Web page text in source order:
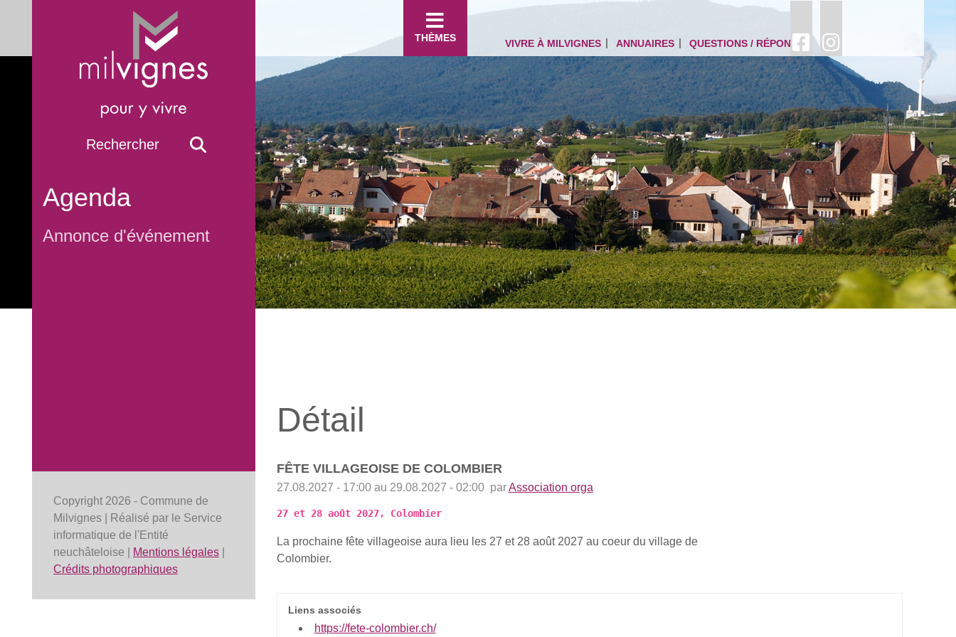
THÈMES VIVRE À MILVIGNES ANNUAIRES QUESTIONS / RÉPONSES
Agenda
Annonce d'événement
Copyright 2026 - Commune de
Milvignes | Réalisé par le Service
informatique de l'Entité
neuchâteloise |
Mentions légales
Crédits photographiques
Détail
FÊTE VILLAGEOISE DE COLOMBIER
27.08.2027 - 17:00 au 29.08.2027 - 02:00 parAssociation orga
27 et 28 août 2027, Colombier
La prochaine fête villageoise aura lieu les 27 et 28 août 2027 au coeur du village de
Colombier.
Liens associés
https://fete-colombier.ch/